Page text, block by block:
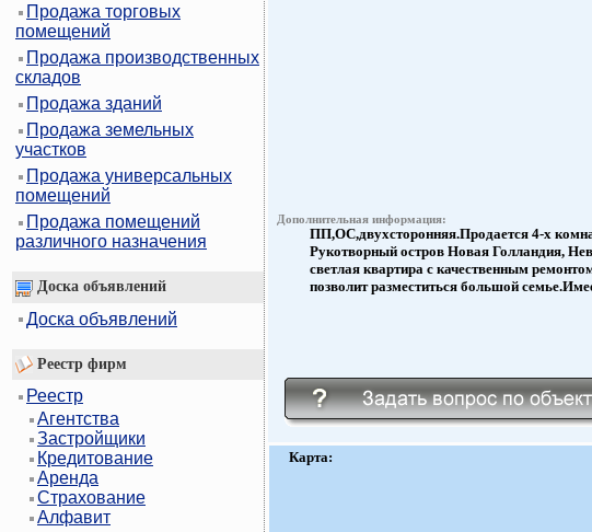
Продажа торговых
помещений
Продажа производственных
складов
Продажа зданий
Продажа земельных
участков
Продажа универсальных
помещений
Продажа помещений
различного назначения
Доска объявлений
Доска объявлений
Реестр фирм
Реестр
Агентства
Застройщики
Кредитование
Аренда
Страхование
Алфавит
Дополнительная информация:
ПП,ОС,двухсторонняя.Продается 4-х
Рукотворный остров Новая Голландия,
светлая квартира с качественным
позволит разместиться большой
Карта: